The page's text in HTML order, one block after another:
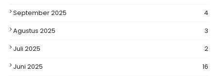
September 2025
4
Agustus 2025
3
Juli 2025
2
Juni 2025
16